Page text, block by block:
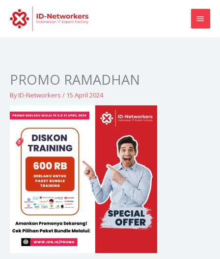
content
PROMO RAMADHAN
ByID-Networkers / 15 April 2024